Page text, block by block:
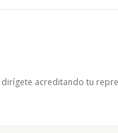
dirígete acreditando tu